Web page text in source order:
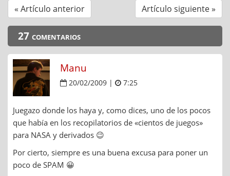
« Artículo anterior Artículo siguiente »
27 comentarios
Manu
20/02/2009 | 7:25
Juegazo donde los haya y, como dices, uno de los pocos
que había en los recopilatorios de «cientos de juegos»
para NASA y derivados 😉
Por cierto, siempre es una buena excusa para poner un
poco de SPAM 😀